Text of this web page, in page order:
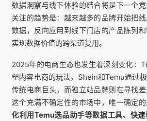
数据洞察与线下体验的结合将是下一个
关注的趋势是：越来越多的品牌开始把
数据，反向应用到线下门店的产品陈列和
实现数据价值的跨渠道复用。
2025年的电商生态也发生着深刻变化：
塑内容电商的玩法，Shein和Temu通过
传统电商巨头，而独立站品牌则在寻找
这个充满不确定性的市场中，唯一确定的
化利用Temu选品助手等数据工具、快